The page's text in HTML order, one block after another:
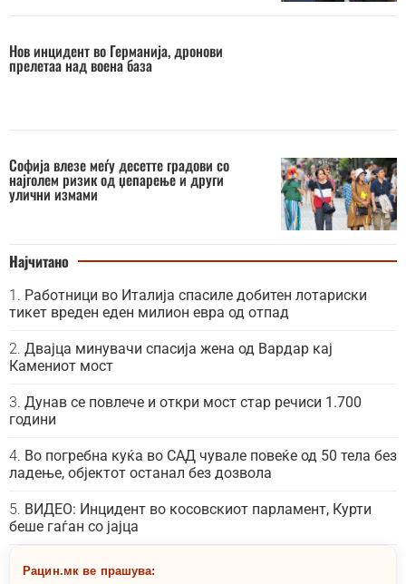
Нов инцидент во Германија, дронови
прелетаа над воена база
Софија влезе меѓу десетте градови со
најголем ризик од џепарење и други
улични измами
Најчитано
Работници во Италија спасиле добитен лотариски
тикет вреден еден милион евра од отпад
Двајца минувачи спасија жена од Вардар кај
Камениот мост
Дунав се повлече и откри мост стар речиси 1.700
години
Во погребна куќа во САД чувале повеќе од 50 тела без
ладење, објектот останал без дозвола
ВИДЕО: Инцидент во косовскиот парламент, Курти
беше гаѓан со јајца
Рацин.мк ве прашува: